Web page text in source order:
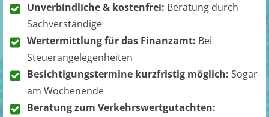
Unverbindliche & kostenfrei: Beratung durch
Sachverständige
Wertermittlung für das Finanzamt: Bei
Steuerangelegenheiten
Besichtigungstermine kurzfristig möglich: Sogar
am Wochenende
Beratung zum Verkehrswertgutachten: